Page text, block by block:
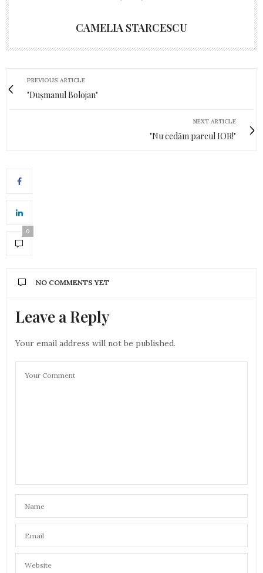
CAMELIA STARCESCU
PREVIOUS ARTICLE
"Dușmanul Bolojan"
NEXT ARTICLE
"Nu cedăm parcul IOR!"
0
NO COMMENTS YET
Leave a Reply
Your email address will not be published.